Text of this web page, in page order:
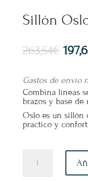
Sillón
263,54€ El
era:
Gastos de envío
Combina líneas
brazos y base de
Oslo es un sillón
practico y